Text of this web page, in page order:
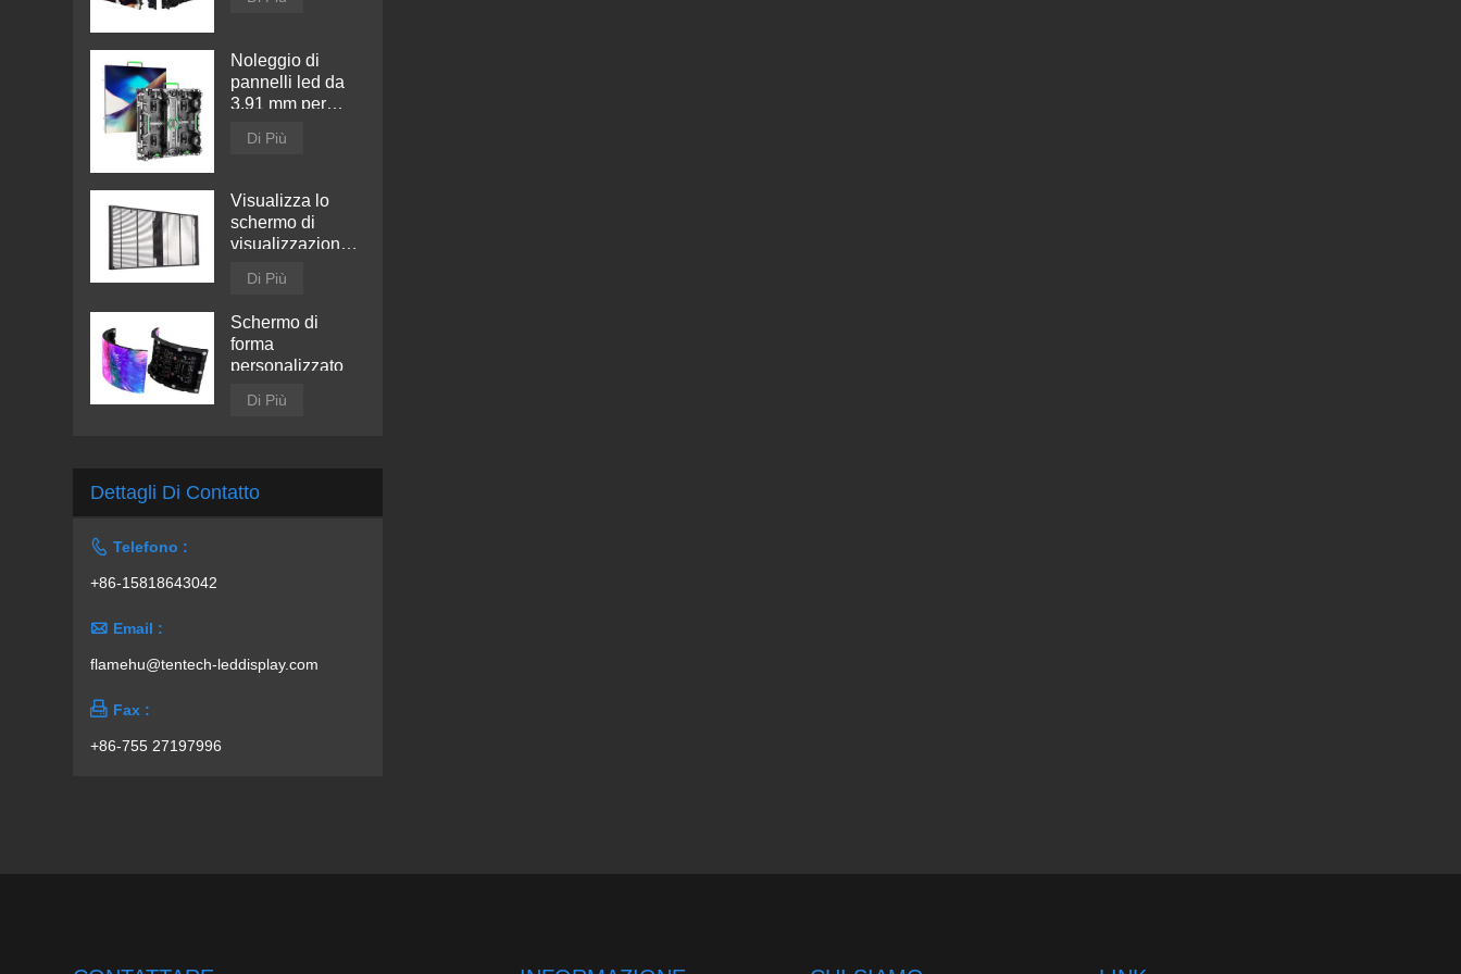
Noleggio di
pannelli led da
3,91 mm per
Di Più
Visualizza lo
schermo di
visualizzazione
LEDDi Più
Schermo di
forma
personalizzato
Di Più
Dettagli Di Contatto
 Telefono :
+86-15818643042
 Email :
flamehu@tentech-leddisplay.com
 Fax :
+86-755 27197996